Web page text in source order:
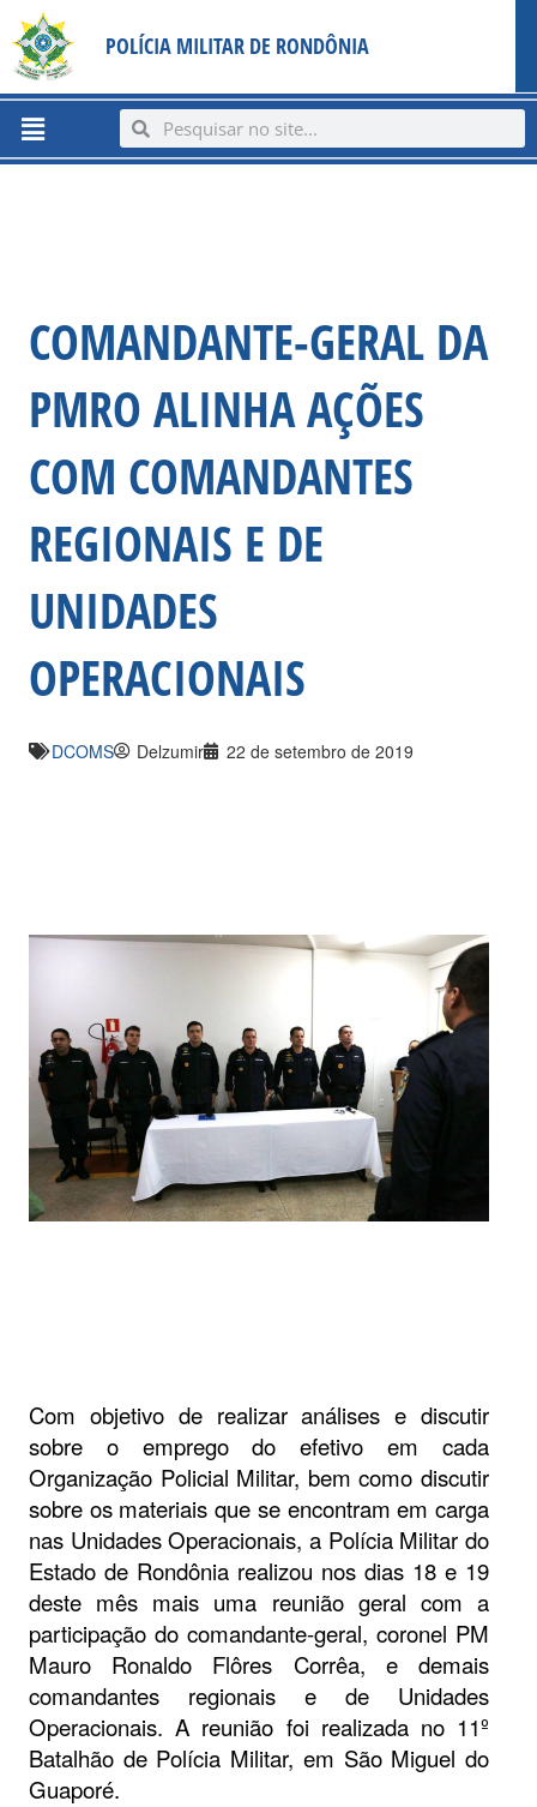
content
para
conteúdo
POLÍCIA MILITAR DE RONDÔNIA
Menu SearchSearch
COMANDANTE-GERAL DA
PMRO ALINHA AÇÕES
COM COMANDANTES
REGIONAIS E DE
UNIDADES
OPERACIONAIS
DCOMS Delzumir 22 de setembro de 2019
Com objetivo de realizar análises e discutir
sobre o emprego do efetivo em cada
Organização Policial Militar, bem como discutir
sobre os materiais que se encontram em carga
nas Unidades Operacionais, a Polícia Militar do
Estado de Rondônia realizou nos dias 18 e 19
deste mês mais uma reunião geral com a
participação do comandante-geral, coronel PM
Mauro Ronaldo Flôres Corrêa, e demais
comandantes regionais e de Unidades
Operacionais. A reunião foi realizada no 11º
Batalhão de Polícia Militar, em São Miguel do
Guaporé.